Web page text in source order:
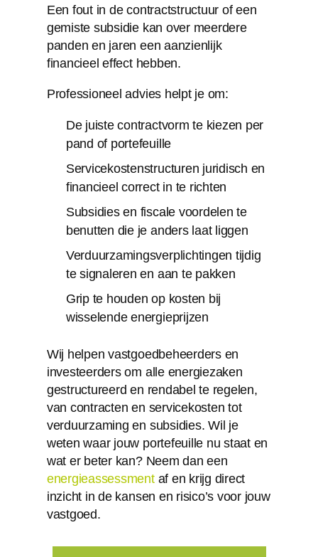
Een fout in de contractstructuur of een
gemiste subsidie kan over meerdere
panden en jaren een aanzienlijk
financieel effect hebben.
Professioneel advies helpt je om:
De juiste contractvorm te kiezen per
pand of portefeuille
Servicekostenstructuren juridisch en
financieel correct in te richten
Subsidies en fiscale voordelen te
benutten die je anders laat liggen
Verduurzamingsverplichtingen tijdig
te signaleren en aan te pakken
Grip te houden op kosten bij
wisselende energieprijzen
Wij helpen vastgoedbeheerders en
investeerders om alle energiezaken
gestructureerd en rendabel te regelen,
van contracten en servicekosten tot
verduurzaming en subsidies. Wil je
weten waar jouw portefeuille nu staat en
wat er beter kan? Neem dan een
energieassessmentaf en krijg direct
inzicht in de kansen en risico’s voor jouw
vastgoed.